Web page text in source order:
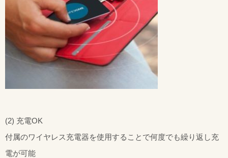
(2) 充電OK
付属のワイヤレス充電器を使用することで何度でも繰り返し充
電が可能